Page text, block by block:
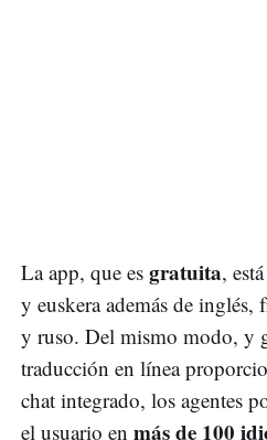
La app, que es gratuita,
y euskera además de inglés,
y ruso. Del mismo modo, y
traducción en línea
chat integrado, los agentes
el usuario en más de 100